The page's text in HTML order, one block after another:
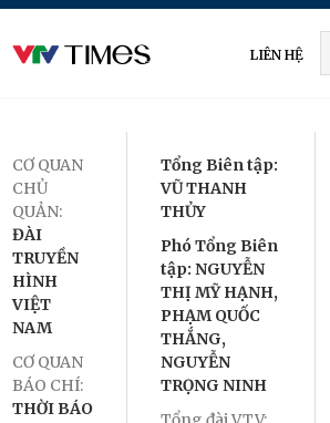
LIÊN HỆ
CƠ QUAN
CHỦ
QUẢN:
ĐÀI
TRUYỀN
HÌNH
VIỆT
NAM
CƠ QUAN
BÁO CHÍ:
THỜI BÁO
Tổng Biên tập:
VŨ THANH
THỦY
Phó Tổng Biên
tập: NGUYỄN
THỊ MỸ HẠNH,
PHẠM QUỐC
THẮNG,
NGUYỄN
TRỌNG NINH